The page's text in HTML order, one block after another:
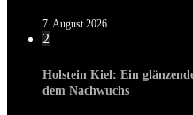
7. August 2026
2
Holstein Kiel: Ein
dem Nachwuchs